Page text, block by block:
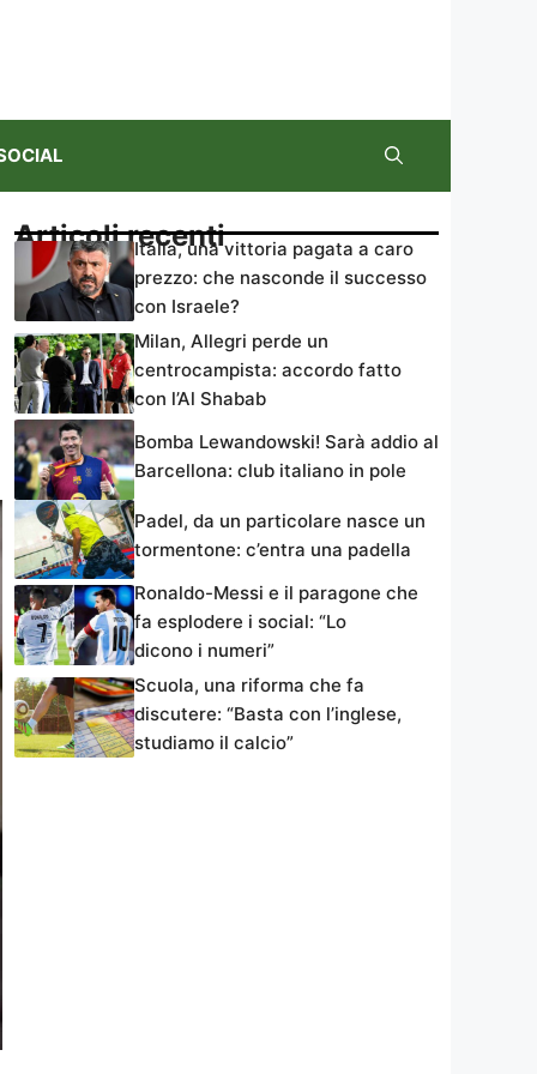
Articoli recentiItalia, una vittoria pagata a caro
prezzo: che nasconde il successo
con Israele?
Milan, Allegri perde un
centrocampista: accordo fatto
con l’Al Shabab
Bomba Lewandowski! Sarà addio al
Barcellona: club italiano in pole
Padel, da un particolare nasce un
tormentone: c’entra una padella
Ronaldo-Messi e il paragone che
fa esplodere i social: “Lo
dicono i numeri”
Scuola, una riforma che fa
discutere: “Basta con l’inglese,
studiamo il calcio”